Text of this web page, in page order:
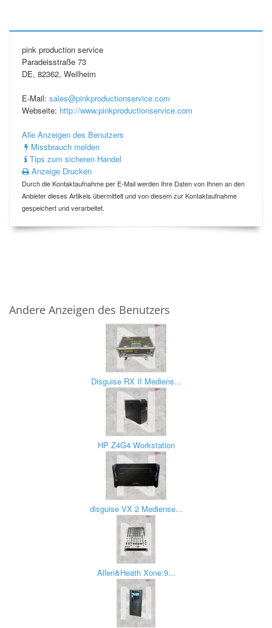
pink production service
Paradeisstraße 73
DE, 82362, Weilheim
E-Mail: sales@pinkproductionservice.com
Webseite: http://www.pinkproductionservice.com
Alle Anzeigen des Benutzers
Missbrauch melden
Tips zum sicheren Handel
Anzeige Drucken
Durch die Kontaktaufnahme per E-Mail werden Ihre Daten von Ihnen an den
Anbieter dieses Artikels übermittelt und von diesem zur Kontaktaufnahme
gespeichert und verarbeitet.
Andere Anzeigen des Benutzers
Disguise RX II Mediens...
HP Z4G4 Workstation
disguise VX 2 Mediense...
Allen&Heath Xone:9...